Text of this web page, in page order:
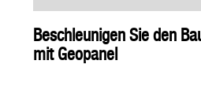
Beschleunigen Sie den
mit Geopanel